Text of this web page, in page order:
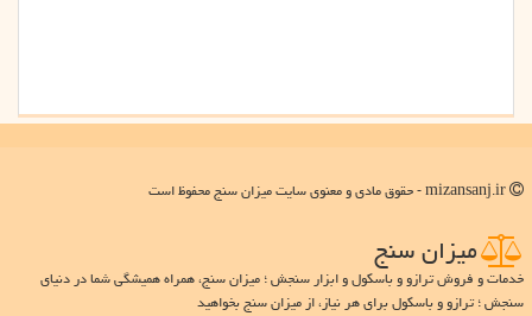
میزان سنج
خدمات و فروش ترازو و باسکول و ابزار سنجش ؛ میزان سنج، همراه همیشگی شما در دنیای
سنجش ؛ ترازو و باسکول برای هر نیاز، از میزان سنج بخواهید